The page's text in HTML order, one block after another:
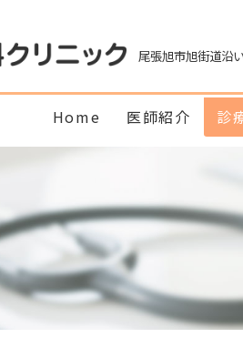
尾張旭市旭街道沿
Home 医師紹介 診